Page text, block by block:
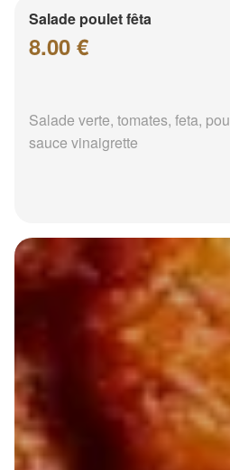
Salade poulet fêta
8.00 €
Salade verte, tomates, feta,
sauce vinaigrette